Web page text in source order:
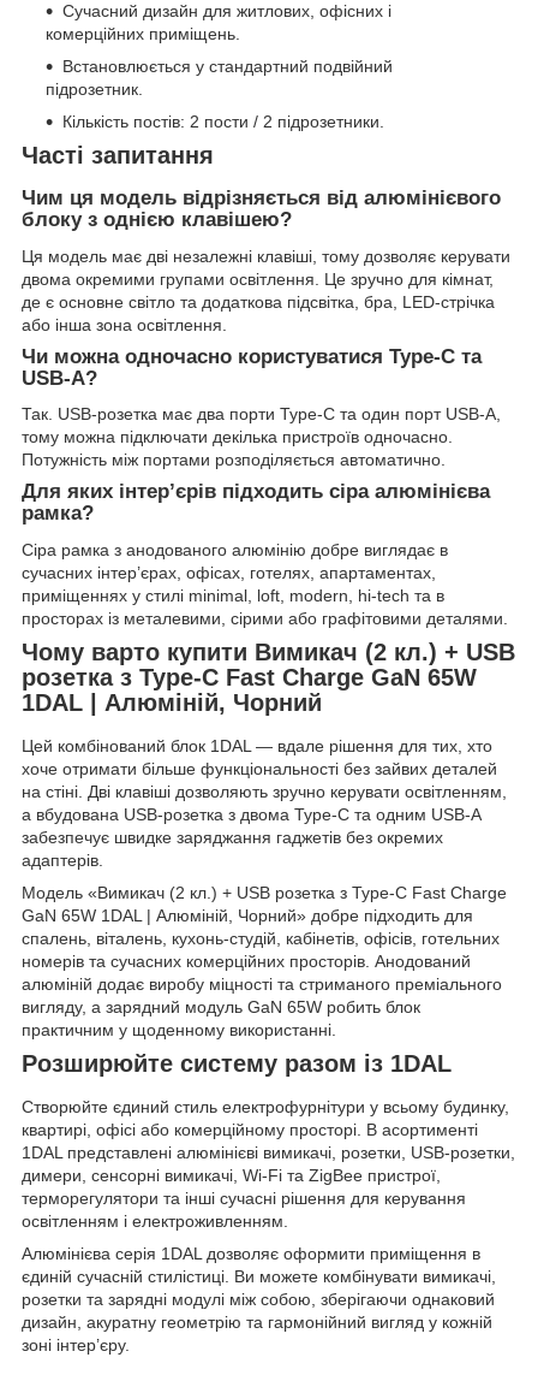
Сучасний дизайн для житлових, офісних і
комерційних приміщень.
Встановлюється у стандартний подвійний
підрозетник.
Кількість постів: 2 пости / 2 підрозетники.
Часті запитання
Чим ця модель відрізняється від алюмінієвого
блоку з однією клавішею?
Ця модель має дві незалежні клавіші, тому дозволяє керувати
двома окремими групами освітлення. Це зручно для кімнат,
де є основне світло та додаткова підсвітка, бра, LED-стрічка
або інша зона освітлення.
Чи можна одночасно користуватися Type-C та
USB-A?
Так. USB-розетка має два порти Type-C та один порт USB-A,
тому можна підключати декілька пристроїв одночасно.
Потужність між портами розподіляється автоматично.
Для яких інтер’єрів підходить сіра алюмінієва
рамка?
Сіра рамка з анодованого алюмінію добре виглядає в
сучасних інтер’єрах, офісах, готелях, апартаментах,
приміщеннях у стилі minimal, loft, modern, hi-tech та в
просторах із металевими, сірими або графітовими деталями.
Чому варто купити Вимикач (2 кл.) + USB
розетка з Type-C Fast Charge GaN 65W
1DAL | Алюміній, Чорний
Цей комбінований блок 1DAL — вдале рішення для тих, хто
хоче отримати більше функціональності без зайвих деталей
на стіні. Дві клавіші дозволяють зручно керувати освітленням,
а вбудована USB-розетка з двома Type-C та одним USB-A
забезпечує швидке заряджання гаджетів без окремих
адаптерів.
Модель «Вимикач (2 кл.) + USB розетка з Type-C Fast Charge
GaN 65W 1DAL | Алюміній, Чорний» добре підходить для
спалень, віталень, кухонь-студій, кабінетів, офісів, готельних
номерів та сучасних комерційних просторів. Анодований
алюміній додає виробу міцності та стриманого преміального
вигляду, а зарядний модуль GaN 65W робить блок
практичним у щоденному використанні.
Розширюйте систему разом із 1DAL
Створюйте єдиний стиль електрофурнітури у всьому будинку,
квартирі, офісі або комерційному просторі. В асортименті
1DAL представлені алюмінієві вимикачі, розетки, USB-розетки,
димери, сенсорні вимикачі, Wi-Fi та ZigBee пристрої,
терморегулятори та інші сучасні рішення для керування
освітленням і електроживленням.
Алюмінієва серія 1DAL дозволяє оформити приміщення в
єдиній сучасній стилістиці. Ви можете комбінувати вимикачі,
розетки та зарядні модулі між собою, зберігаючи однаковий
дизайн, акуратну геометрію та гармонійний вигляд у кожній
зоні інтер’єру.